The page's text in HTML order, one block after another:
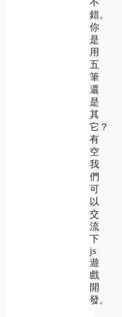
不
錯。
你
是
用
五
筆
還
是
其
它？
有
空
我
們
可
以
交
流
下
js
遊
戲
開
發。